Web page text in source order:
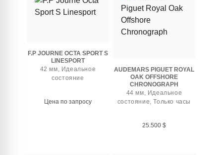
F.P JOURNE OCTA SPORT S
LINESPORT
42 мм, Идеальное
состояние
Цена по запросу
AUDEMARS PIGUET ROYAL
OAK OFFSHORE
CHRONOGRAPH
44 мм, Идеальное
состояние, Только часы
25.500 $